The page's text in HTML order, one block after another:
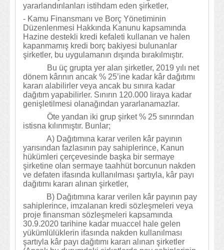
yararlandırılanları istihdam eden şirketler,
- Kamu Finansmanı ve Borç Yönetiminin
Düzenlenmesi Hakkında Kanunu kapsamında
Hazine destekli kredi kefaleti kullanan ve halen
kapanmamış kredi borç bakiyesi bulunanlar
şirketler, bu uygulamanın dışında bırakılmıştır.
Bu üç grupta yer alan şirketler, 2019 yılı net
dönem kârının ancak % 25’ine kadar kâr dağıtımı
kararı alabilirler veya ancak bu sınıra kadar
dağıtım yapabilirler. Sınırın 120.000 liraya kadar
genişletilmesi olanağından yararlanamazlar.
Öte yandan iki grup şirket % 25 sınırından
istisna kılınmıştır. Bunlar;
A) Dağıtımına karar verilen kâr payının
yarısından fazlasının pay sahiplerince, Kanun
hükümleri çerçevesinde başka bir sermaye
şirketine olan sermaye taahhüt borcunun nakden
ve defaten ifasında kullanılması şartıyla, kâr payı
dağıtımı kararı alınan şirketler,
B) Dağıtımına karar verilen kâr payının pay
sahiplerince, imzalanan kredi sözleşmeleri veya
proje finansman sözleşmeleri kapsamında
30.9.2020 tarihine kadar muaccel hale gelen
yükümlülüklerin ifasında nakden kullanılması
şartıyla kâr payı dağıtımı kararı alınan şirketler